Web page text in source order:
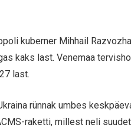
kuberner Mihhail
kaks last. Venemaa
last.
rünnak umbes
raketti, millest neli